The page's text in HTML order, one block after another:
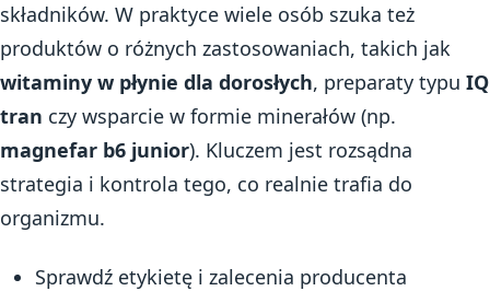
składników. W praktyce wiele osób szuka też
produktów o różnych zastosowaniach, takich jak
witaminy w płynie dla dorosłych, preparaty typu IQ
tran czy wsparcie w formie minerałów (np.
magnefar b6 junior). Kluczem jest rozsądna
strategia i kontrola tego, co realnie trafia do
organizmu.
Sprawdź etykietę i zalecenia producenta